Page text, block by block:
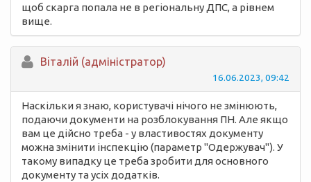
щоб скарга попала не в регіональну ДПС, а рівнем
вище.
Вiталій (адміністратор)
16.06.2023, 09:42
Наскільки я знаю, користувачі нічого не змінюють,
подаючи документи на розблокування ПН. Але якщо
вам це дійсно треба - у властивостях документу
можна змінити інспекцію (параметр "Одержувач"). У
такому випадку це треба зробити для основного
документу та усіх додатків.